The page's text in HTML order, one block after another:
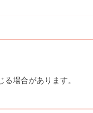
場合があります。